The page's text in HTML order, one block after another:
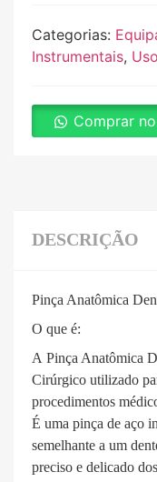
Categorias:
Instrumentais,
Comprar
DESCRIÇÃO
Pinça Anatômica
O que é:
A Pinça Anatômica
Cirúrgico utilizado
procedimentos
É uma pinça de aço
semelhante a um
preciso e delicado